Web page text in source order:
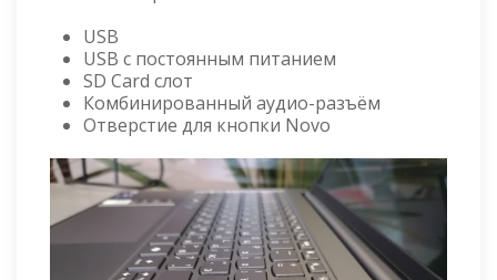
USB
USB с постоянным питанием
SD Card слот
Комбинированный аудио-разъём
Отверстие для кнопки Novo